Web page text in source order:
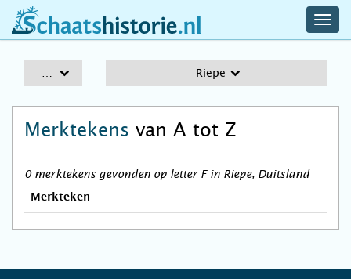
schaatshistorie.nl
Riepe
Merktekens van A tot Z
0 merktekens gevonden op letter F in Riepe, Duitsland
Merkteken